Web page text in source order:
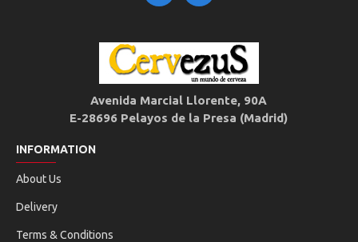
Avenida Marcial Llorente, 90A
E-28696 Pelayos de la Presa (Madrid)
INFORMATION
About Us
Delivery
Terms & Conditions